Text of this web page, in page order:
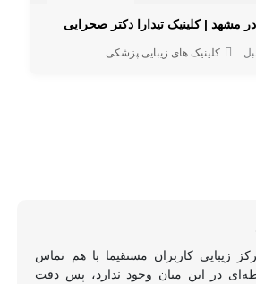
| کلینیک تیدارا دکتر صحرایی
کلینیک های زیبایی پزشکی
زیبایی کاربران مستقیما با هم تماس
در این میان وجود ندارد، پس دقت